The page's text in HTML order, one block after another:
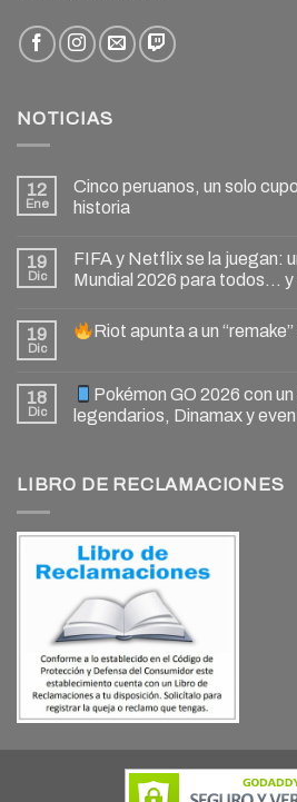
NOTICIAS
12
Ene
Cinco peruanos, un solo
historia
19
Dic
FIFA y Netflix se la juegan:
Mundial 2026 para todos…
19
Dic
Riot apunta a un
18
Dic
Pokémon GO 2026 con
legendarios, Dinamax y
LIBRO DE RECLAMACIONES